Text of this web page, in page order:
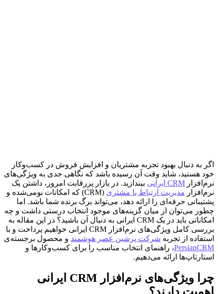
اگر به دنبال بهبود تجربه مشتریان و افزایش فروش در کسب‌وکار
خود هستید، شاید وقت آن رسیده باشد که نگاهی جدی به ویژگی‌های
نرم‌افزار CRM ایرانی
بیندازید. در بازار پررقابت امروز، داشتن یک
نرم‌افزار مدیریت ارتباط با مشتری
(CRM) که امکانات بومی‌شده و
پشتیبانی حرفه‌ای را ارائه دهد، می‌تواند برگ برنده شما باشد. اما
چطور می‌توان از میان گزینه‌های موجود انتخاب درستی داشت و چه
امکاناتی باید در یک CRM ایرانی به دنبال آن باشید؟ در این مقاله به
بررسی کامل ویژگی‌های نرم‌افزار CRM ایرانی خواهیم پرداخت و با
استفاده از تجربه شرکت پرشین عصر هوشمند و محصول برجسته‌ی
PersianCRM، راهنمای انتخاب مناسب را برای کسب‌وکارها و
استارتاپ‌ها ارائه می‌دهیم.
چرا ویژگی‌های نرم‌افزار CRM ایرانی
اهمیت دارند؟